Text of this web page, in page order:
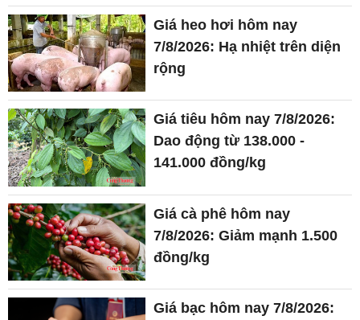
Giá heo hơi hôm nay
7/8/2026: Hạ nhiệt trên diện
rộng
Giá tiêu hôm nay 7/8/2026:
Dao động từ 138.000 -
141.000 đồng/kg
Giá cà phê hôm nay
7/8/2026: Giảm mạnh 1.500
đồng/kg
Giá bạc hôm nay 7/8/2026: